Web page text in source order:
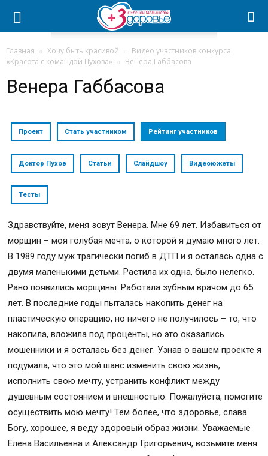
Главная Хочу быть красивой
Видео участников конкурса
«Красота с командой Пухова»
Венера Габбасова
Венера Габбасова
Проект Стать участником Рейтинг участников
Доктор Пухов Статьи Слайдшоу Видеоюжеты
Тесты
Здравствуйте, меня зовут Венера. Мне 69 лет. Избавиться от
морщин – моя голубая мечта, о которой я думаю много лет.
В 1989 году муж трагически погиб в ДТП и я осталась одна с
двумя маленькими детьми. Растила их одна, было нелегко.
Рано появились морщины. Работала зубным врачом до 65
лет. В последние годы пыталась накопить денег на
пластическую операцию, но ничего не получилось – то, что
накопила, вложила под проценты, но это оказались
мошенники и я осталась без денег. Узнав о вашем проекте я
подумала, что это мой шанс изменить свою жизнь,
исполнить свою мечту, устранить конфликт между
душевным состоянием и внешностью. Пожалуйста, помогите
осуществить мою мечту! Тем более, что здоровье, слава
Богу, хорошее, я веду здоровый образ жизни. Уважаемые
Елена Васильевна и Александр Григорьевич, возьмите меня